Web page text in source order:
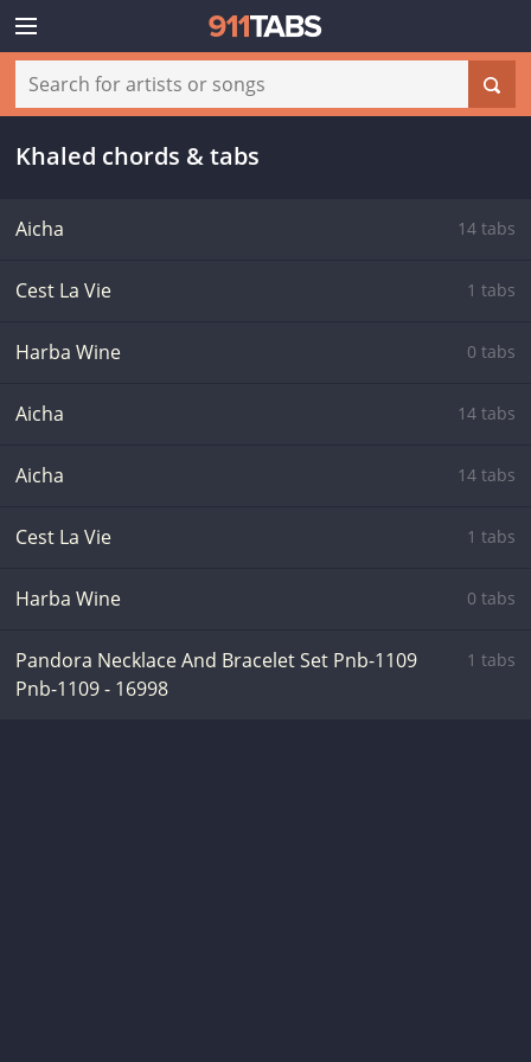
Khaled chords & tabs
Aicha 14 tabs
Cest La Vie 1 tabs
Harba Wine 0 tabs
Aicha 14 tabs
Aicha 14 tabs
Cest La Vie 1 tabs
Harba Wine 0 tabs
Pandora Necklace And Bracelet Set Pnb-1109
Pnb-1109 - 16998
1 tabs